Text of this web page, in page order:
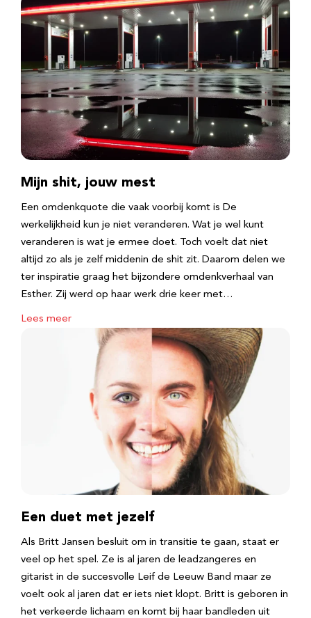
Mijn shit, jouw mest
Een omdenkquote die vaak voorbij komt is De
werkelijkheid kun je niet veranderen. Wat je wel kunt
veranderen is wat je ermee doet. Toch voelt dat niet
altijd zo als je zelf middenin de shit zit. Daarom delen we
ter inspiratie graag het bijzondere omdenkverhaal van
Esther. Zij werd op haar werk drie keer met…
Lees meer
Een duet met jezelf
Als Britt Jansen besluit om in transitie te gaan, staat er
veel op het spel. Ze is al jaren de leadzangeres en
gitarist in de succesvolle Leif de Leeuw Band maar ze
voelt ook al jaren dat er iets niet klopt. Britt is geboren in
het verkeerde lichaam en komt bij haar bandleden uit